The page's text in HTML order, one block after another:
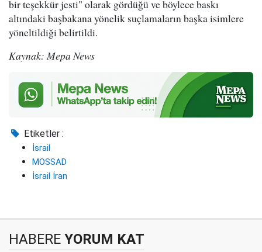
bir teşekkür jesti" olarak gördüğü ve böylece baskı
altındaki başbakana yönelik suçlamaların başka isimlere
yöneltildiği belirtildi.
Kaynak: Mepa News
Etiketler :
İsrail
MOSSAD
İsrail İran
HABERE YORUM KAT